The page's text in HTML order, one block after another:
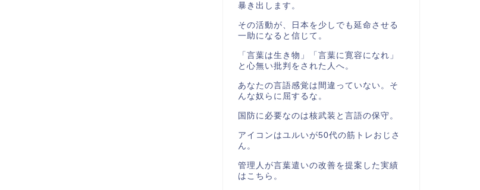
暴き出します。
その活動が、日本を少しでも延命させる
一助になると信じて。
「言葉は生き物」「言葉に寛容になれ」
と心無い批判をされた人へ。
あなたの言語感覚は間違っていない。そ
んな奴らに屈するな。
国防に必要なのは核武装と言語の保守。
アイコンはユルいが50代の筋トレおじさ
ん。
管理人が言葉遣いの改善を提案した実績
はこちら。